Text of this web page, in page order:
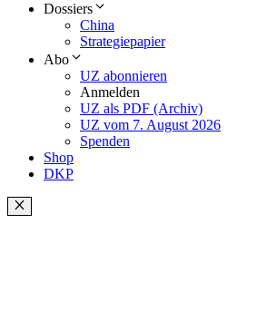
Dossiers
China
Strategiepapier
Abo
UZ abonnieren
Anmelden
UZ als PDF (Archiv)
UZ vom 7. August 2026
Spenden
Shop
DKP
Schließen